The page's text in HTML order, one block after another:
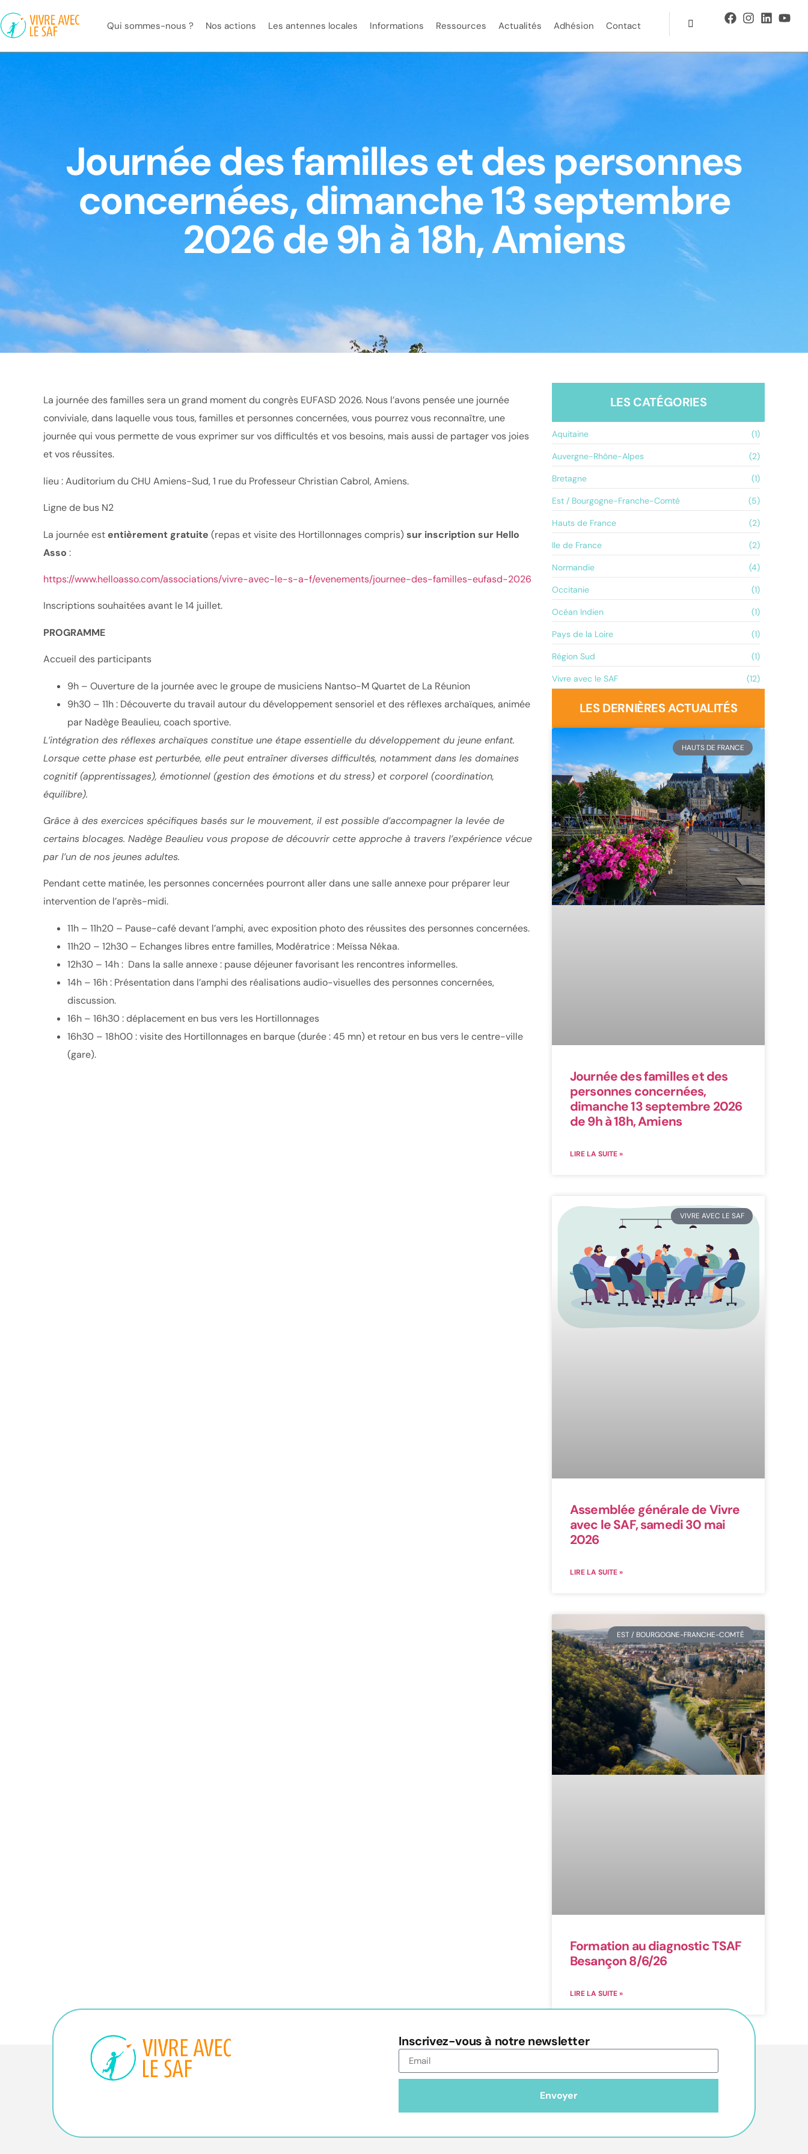
Qui sommes-nous ? Nos actions Les antennes locales Informations Ressources Actualités Adhésion Contact
Journée des familles et des personnes
concernées, dimanche 13 septembre
2026 de 9h à 18h, Amiens
La journée des familles sera un grand moment du congrès EUFASD 2026. Nous l’avons pensée une journée
conviviale, dans laquelle vous tous, familles et personnes concernées, vous pourrez vous reconnaître, une
journée qui vous permette de vous exprimer sur vos difficultés et vos besoins, mais aussi de partager vos joies
et vos réussites.
lieu : Auditorium du CHU Amiens-Sud, 1 rue du Professeur Christian Cabrol, Amiens.
Ligne de bus N2
La journée estentièrement gratuite (repas et visite des Hortillonnages compris)sur inscription sur Hello
Asso :
https://www.helloasso.com/associations/vivre-avec-le-s-a-f/evenements/journee-des-familles-eufasd-2026
Inscriptions souhaitées avant le 14 juillet.
PROGRAMME
Accueil des participants
9h – Ouverture de la journée avec le groupe de musiciens Nantso-M Quartet de La Réunion
9h30 – 11h : Découverte du travail autour du développement sensoriel et des réflexes archaïques, animée
par Nadège Beaulieu, coach sportive.
L’intégration des réflexes archaïques constitue une étape essentielle du développement du jeune enfant.
Lorsque cette phase est perturbée, elle peut entraîner diverses difficultés, notamment dans les domaines
cognitif (apprentissages), émotionnel (gestion des émotions et du stress) et corporel (coordination,
équilibre).
Grâce à des exercices spécifiques basés sur le mouvement, il est possible d’accompagner la levée de
certains blocages. Nadège Beaulieu vous propose de découvrir cette approche à travers l’expérience vécue
par l’un de nos jeunes adultes.
Pendant cette matinée, les personnes concernées pourront aller dans une salle annexe pour préparer leur
intervention de l’après-midi.
11h – 11h20 – Pause-café devant l’amphi, avec exposition photo des réussites des personnes concernées.
11h20 – 12h30 – Echanges libres entre familles, Modératrice : Meïssa Nékaa.
12h30 – 14h : Dans la salle annexe : pause déjeuner favorisant les rencontres informelles.
14h – 16h : Présentation dans l’amphi des réalisations audio-visuelles des personnes concernées,
discussion.
16h – 16h30 : déplacement en bus vers les Hortillonnages
16h30 – 18h00 : visite des Hortillonnages en barque (durée : 45 mn) et retour en bus vers le centre-ville
(gare).
LES CATÉGORIES
Aquitaine (1)
Auvergne-Rhône-Alpes (2)
Bretagne (1)
Est / Bourgogne-Franche-Comté (5)
Hauts de France (2)
Ile de France (2)
Normandie (4)
Occitanie (1)
Océan Indien (1)
Pays de la Loire (1)
Région Sud (1)
Vivre avec le SAF (12)
LES DERNIÈRES ACTUALITÉS
HAUTS DE FRANCE
Journée des familles et des
personnes concernées,
dimanche 13 septembre 2026
de 9h à 18h, Amiens
LIRE LA SUITE »
VIVRE AVEC LE SAF
Assemblée générale de Vivre
avec le SAF, samedi 30 mai
2026
LIRE LA SUITE »
EST / BOURGOGNE-FRANCHE-COMTÉ
Formation au diagnostic TSAF
Besançon 8/6/26
LIRE LA SUITE »
Inscrivez-vous à notre newsletter
Envoyer